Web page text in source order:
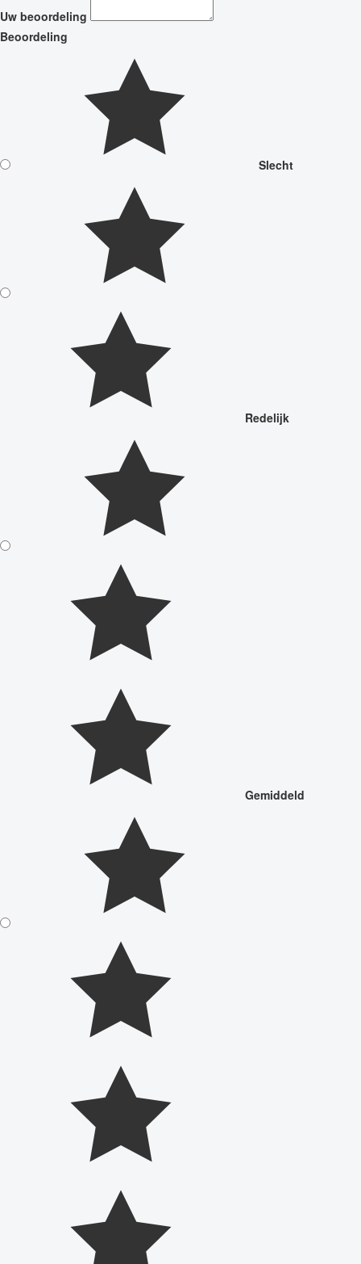
Uw beoordeling
Beoordeling
Slecht
Redelijk
Gemiddeld